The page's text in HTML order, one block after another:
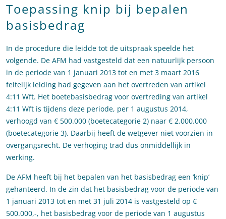
Toepassing knip bij bepalen
basisbedrag
In de procedure die leidde tot de uitspraak speelde het
volgende. De AFM had vastgesteld dat een natuurlijk persoon
in de periode van 1 januari 2013 tot en met 3 maart 2016
feitelijk leiding had gegeven aan het overtreden van artikel
4:11 Wft. Het boetebasisbedrag voor overtreding van artikel
4:11 Wft is tijdens deze periode, per 1 augustus 2014,
verhoogd van € 500.000 (boetecategorie 2) naar € 2.000.000
(boetecategorie 3). Daarbij heeft de wetgever niet voorzien in
overgangsrecht. De verhoging trad dus onmiddellijk in
werking.
De AFM heeft bij het bepalen van het basisbedrag een ‘knip’
gehanteerd. In de zin dat het basisbedrag voor de periode van
1 januari 2013 tot en met 31 juli 2014 is vastgesteld op €
500.000,-, het basisbedrag voor de periode van 1 augustus